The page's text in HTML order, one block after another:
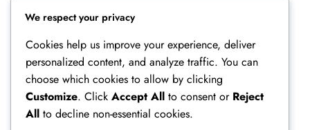
tersimpan sebuah realitas yang…
We respect your privacy
Cookies help us improve your experience, deliver
personalized content, and analyze traffic. You can
choose which cookies to allow by clicking
Customize. Click Accept All to consent or Reject
All to decline non-essential cookies.